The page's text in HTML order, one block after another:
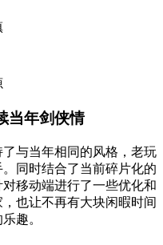
当年剑侠情
了与当年相同的风格，老玩
同时结合了当前碎片化的
移动端进行了一些优化和
也让不再有大块闲暇时间
趣。